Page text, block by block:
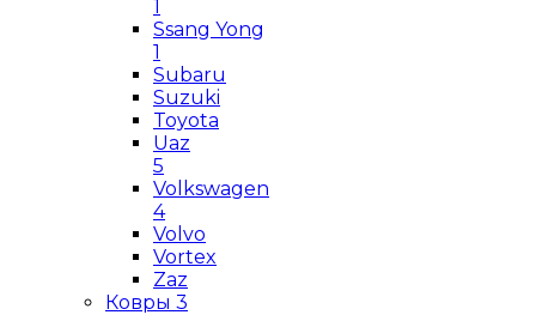
1
Ssang Yong
1
Subaru
Suzuki
Toyota
Uaz
5
Volkswagen
4
Volvo
Vortex
Zaz
Ковры 3